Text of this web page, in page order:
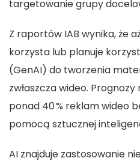
targetowanie grupy
Z raportów IAB wynika, że
korzysta lub planuje
(GenAI) do tworzenia
zwłaszcza wideo.
ponad 40 % reklam wideo
pomocą sztucznej
AI znajduje zastosowanie